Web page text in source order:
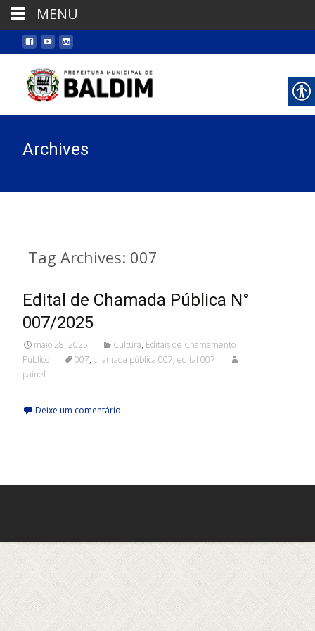
Archives
Tag Archives: 007
Edital de Chamada Pública N°
007/2025
maio 28, 2025 Cultura, Editais de Chamamento
Público
007, chamada pública 007, edital 007
painel
Deixe um comentário
MENU